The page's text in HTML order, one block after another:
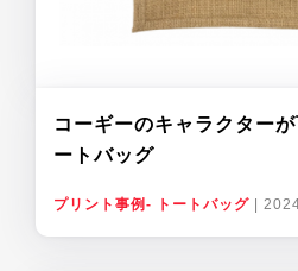
コーギーのキャラクター
ートバッグ
プリント事例- トートバッグ